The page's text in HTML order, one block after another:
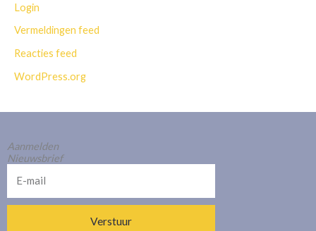
Login
Vermeldingen feed
Reacties feed
WordPress.org
Aanmelden
Nieuwsbrief
mail
Verstuur